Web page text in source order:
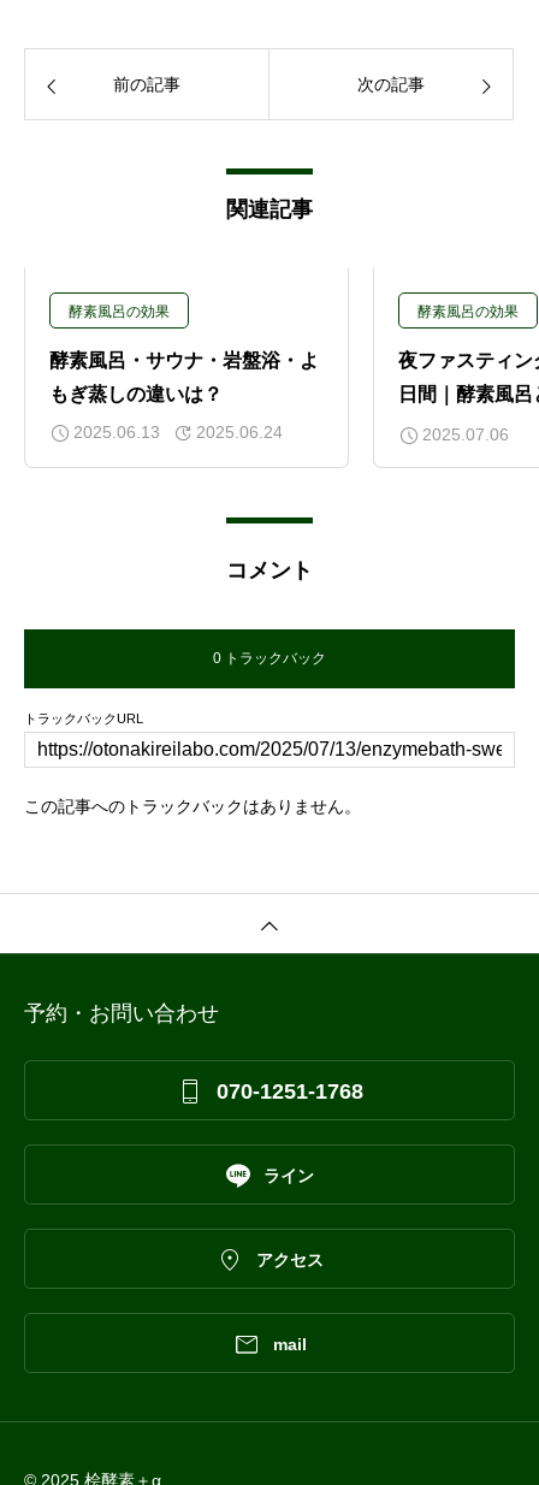
前の記事 次の記事
関連記事
酵素風呂の効果
酵素風呂・サウナ・岩盤浴・よ
もぎ蒸しの違いは？
2025.06.13 2025.06.24
酵素風呂の効果
夜ファスティ
日間｜酵素風
が鍵だった
2025.07.06
コメント
0 トラックバック
トラックバックURL
この記事へのトラックバックはありません。
予約・お問い合わせ
 070-1251-1768
 ライン
 アクセス
 mail
© 2025 桧酵素＋α